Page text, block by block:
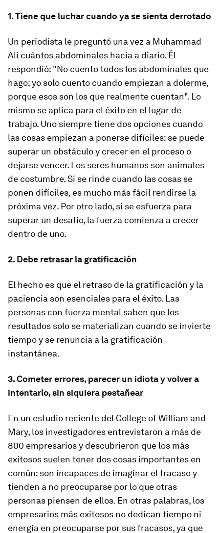
1. Tiene que luchar cuando ya se sienta derrotado
Un periodista le preguntó una vez a Muhammad
Ali cuántos abdominales hacía a diario. Él
respondió: "No cuento todos los abdominales que
hago; yo solo cuento cuando empiezan a dolerme,
porque esos son los que realmente cuentan". Lo
mismo se aplica para el éxito en el lugar de
trabajo. Uno siempre tiene dos opciones cuando
las cosas empiezan a ponerse difíciles: se puede
superar un obstáculo y crecer en el proceso o
dejarse vencer. Los seres humanos son animales
de costumbre. Si se rinde cuando las cosas se
ponen difíciles, es mucho más fácil rendirse la
próxima vez. Por otro lado, si se esfuerza para
superar un desafío, la fuerza comienza a crecer
dentro de uno.
2. Debe retrasar la gratificación
El hecho es que el retraso de la gratificación y la
paciencia son esenciales para el éxito. Las
personas con fuerza mental saben que los
resultados solo se materializan cuando se invierte
tiempo y se renuncia a la gratificación
instantánea.
3. Cometer errores, parecer un idiota y volver a
intentarlo, sin siquiera pestañear
En un estudio reciente del College of William and
Mary, los investigadores entrevistaron a más de
800 empresarios y descubrieron que los más
exitosos suelen tener dos cosas importantes en
común: son incapaces de imaginar el fracaso y
tienden a no preocuparse por lo que otras
personas piensen de ellos. En otras palabras, los
empresarios más exitosos no dedican tiempo ni
energía en preocuparse por sus fracasos, ya que